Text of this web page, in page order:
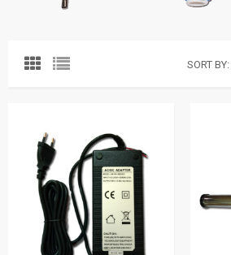
SORT BY